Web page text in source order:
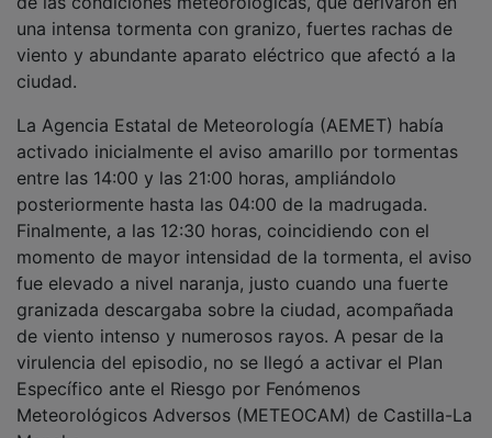
una intensa tormenta con granizo, fuertes rachas de
viento y abundante aparato eléctrico que afectó a la
ciudad.
activado inicialmente el aviso amarillo por tormentas
entre las 14:00 y las 21:00 horas, ampliándolo
posteriormente hasta las 04:00 de la madrugada.
Finalmente, a las 12:30 horas, coincidiendo con el
momento de mayor intensidad de la tormenta, el aviso
fue elevado a nivel naranja, justo cuando una fuerte
granizada descargaba sobre la ciudad, acompañada
de viento intenso y numerosos rayos. A pesar de la
virulencia del episodio, no se llegó a activar el Plan
Específico ante el Riesgo por Fenómenos
Meteorológicos Adversos (METEOCAM) de Castilla-La
Mancha.